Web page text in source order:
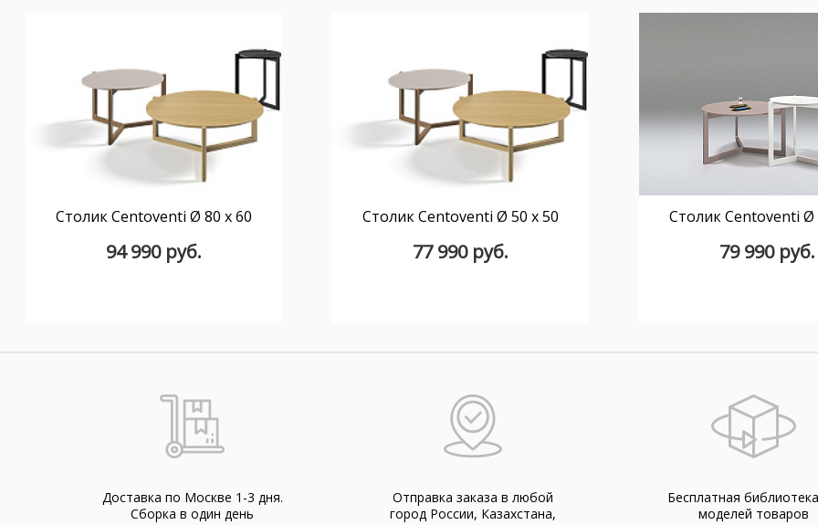
Столик Centoventi Ø 80 x 60
94 990 руб.
Столик Centoventi Ø 50 x 50
77 990 руб.
Столик Centoventi Ø
79 990 руб.
Доставка по Москве 1-3 дня.
Cборка в один день
Отправка заказа в любой
город России, Казахстана,
Бесплатная
моделей товаров